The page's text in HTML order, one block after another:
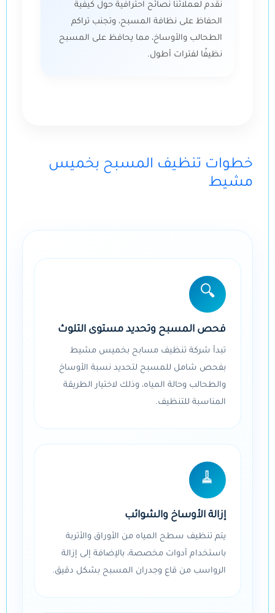
نقدم لعملائنا نصائح احترافية حول كيفية
الحفاظ على نظافة المسبح، وتجنب تراكم
الطحالب والأوساخ، مما يحافظ على المسبح
نظيفًا لفترات أطول.
خطوات تنظيف المسبح بخميس
مشيط
🔍
فحص المسبح وتحديد مستوى التلوث
تبدأ شركة تنظيف مسابح بخميس مشيط
بفحص شامل للمسبح لتحديد نسبة الأوساخ
والطحالب وحالة المياه، وذلك لاختيار الطريقة
المناسبة للتنظيف.
🧹
إزالة الأوساخ والشوائب
يتم تنظيف سطح المياه من الأوراق والأتربة
باستخدام أدوات مخصصة، بالإضافة إلى إزالة
الرواسب من قاع وجدران المسبح بشكل دقيق.